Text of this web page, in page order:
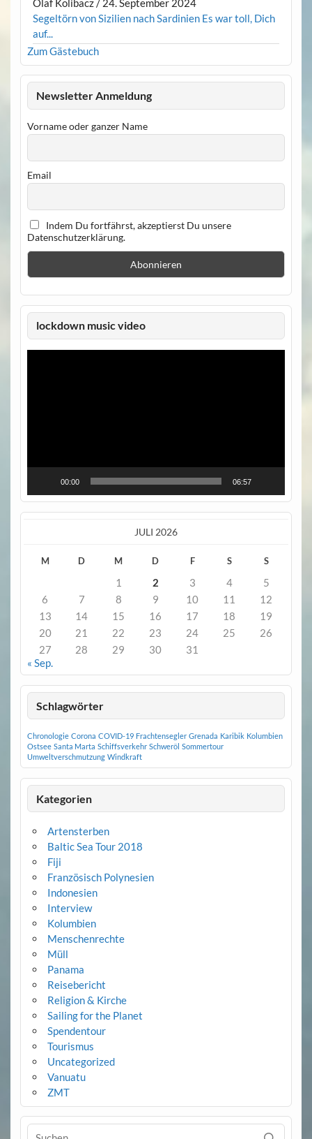
Segeltörn von Sizilien nach Sardinien Es war toll, Dich
auf...
Zum Gästebuch
Newsletter Anmeldung
Vorname oder ganzer Name
Email
Indem Du fortfährst, akzeptierst Du unsere
Datenschutzerklärung.
lockdown music video
Video-
00:00 06:57
JULI 2026
M D M D F S S
1 2 3 4
5
6
7 8 9 10 11
12
13
14 15 16 17 18
19
20
21 22 23 24 25
26
27
28 29 30
31
« Sep.
Schlagwörter
Chronologie Corona COVID-19 Frachtensegler Grenada Karibik Kolumbien
Ostsee Santa Marta Schiffsverkehr Schweröl Sommertour
Umweltverschmutzung Windkraft
Kategorien
Artensterben
Baltic Sea Tour 2018
Fiji
Französisch Polynesien
Indonesien
Interview
Kolumbien
Menschenrechte
Müll
Panama
Reisebericht
Religion & Kirche
Sailing for the Planet
Spendentour
Tourismus
Uncategorized
Vanuatu
ZMT